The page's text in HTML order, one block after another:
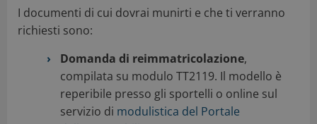
I documenti di cui dovrai munirti e che ti verranno
richiesti sono:
Domanda di reimmatricolazione,
compilata su modulo TT2119. Il modello è
reperibile presso gli sportelli o online sul
servizio di modulistica del Portale